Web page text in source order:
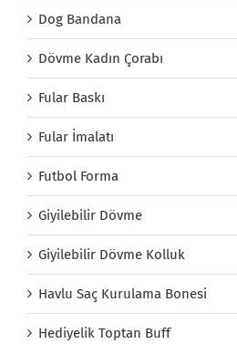
Dog Bandana
Dövme Kadın Çorabı
Fular Baskı
Fular İmalatı
Futbol Forma
Giyilebilir Dövme
Giyilebilir Dövme Kolluk
Havlu Saç Kurulama Bonesi
Hediyelik Toptan Buff